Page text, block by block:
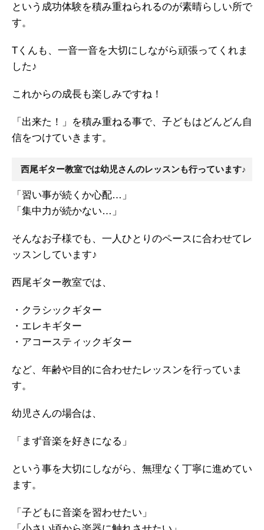
という成功体験を積み重ねられるのが素晴らしい所で
す。
Tくんも、一音一音を大切にしながら頑張ってくれま
した♪
これからの成長も楽しみですね！
「出来た！」を積み重ねる事で、子どもはどんどん自
信をつけていきます。
西尾ギター教室では幼児さんのレッスンも行っています♪
「習い事が続くか心配…」
「集中力が続かない…」
そんなお子様でも、一人ひとりのペースに合わせてレ
ッスンしています♪
西尾ギター教室では、
・クラシックギター
・エレキギター
・アコースティックギター
など、年齢や目的に合わせたレッスンを行っていま
す。
幼児さんの場合は、
「まず音楽を好きになる」
という事を大切にしながら、無理なく丁寧に進めてい
ます。
「子どもに音楽を習わせたい」